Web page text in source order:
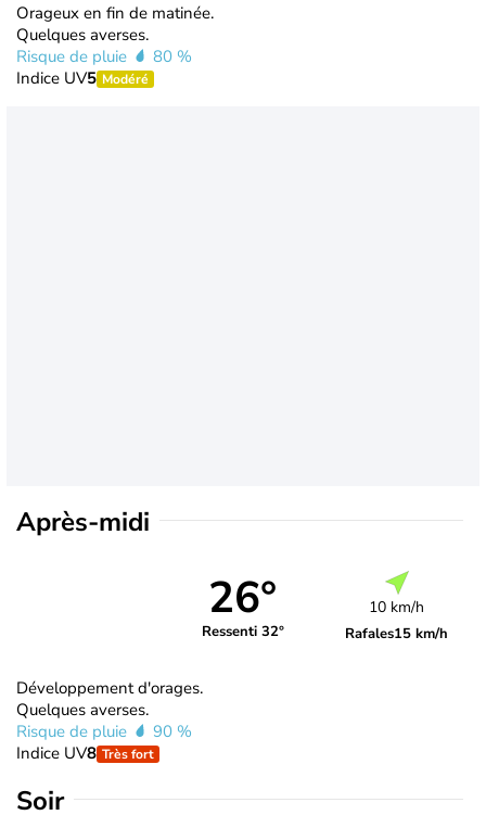
Orageux en fin de matinée.
Quelques averses.
Risque de pluie
80 %
Indice UV5 Modéré
Après-midi
26°
Ressenti 32°
10 km/h
Rafales15 km/h
Développement d'orages.
Quelques averses.
Risque de pluie
90 %
Indice UV8 Très fort
Soir